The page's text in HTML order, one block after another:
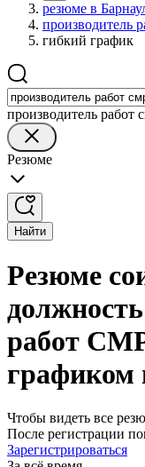
резюме в
производитель
гибкий график
производитель работ
Резюме
Найти
Резюме
работ
графиком
Чтобы видеть все
После регистрации
Зарегистрироваться